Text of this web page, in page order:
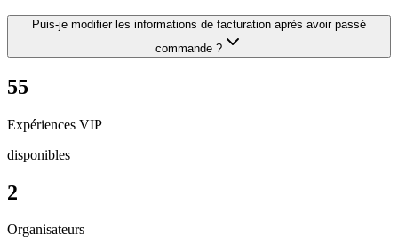
Puis-je modifier les informations de facturation après avoir passé
commande ?
55
Expériences VIP
disponibles
2
Organisateurs